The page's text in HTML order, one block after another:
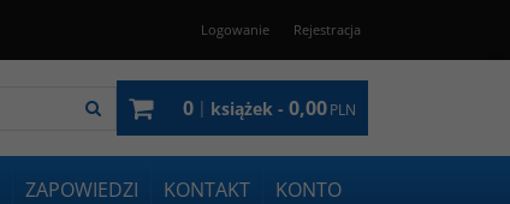
Logowanie Rejestracja
0 | książek - 0,00PLN
ZAPOWIEDZI KONTAKT KONTO